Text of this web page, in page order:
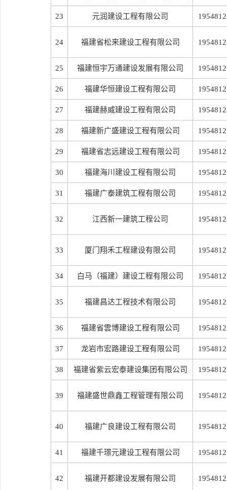
23 元润建设工程有限公司 1954812
24 福建省松来建设工程有限公司 1954812
25 福建恒宇万通建设发展有限公司 1954812
26 福建华恒建设工程有限公司 1954812
27 福建赫威建设工程有限公司 1954812
28 福建新广盛建设工程有限公司 1954812
29 福建省志远建设工程有限公司 1954812
30 福建海川建设工程有限公司 1954812
31 福建广泰建筑工程有限公司 1954812
32 江西新一建筑工程公司 1954812
33 厦门翔禾工程建设有限公司 1954812
34 白马（福建）建设工程有限公司 1954812
35 福建昌达工程技术有限公司 1954812
36 福建省雲博建设工程有限公司 1954812
37 龙岩市宏路建设工程有限公司 1954812
38 福建省紫云宏泰建设集团有限公司 1954812
39 福建盛世鼎鑫工程管理有限公司 1954812
40 福建广良建设工程有限公司 1954812
41 福建千璟元建设工程有限公司 1954812
42 福建开都建设发展有限公司 1954812